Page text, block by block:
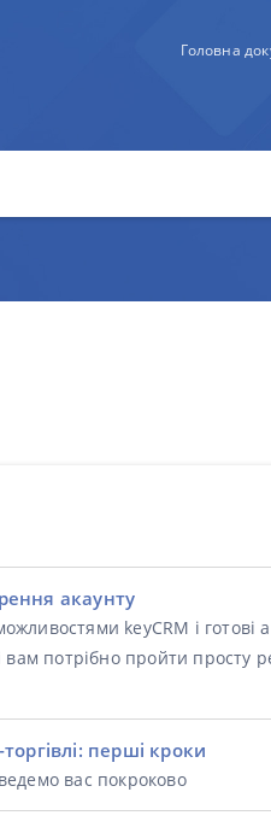
Головна
акаунту
keyCRM і готові
потрібно пройти просту
перші кроки
вас покроково